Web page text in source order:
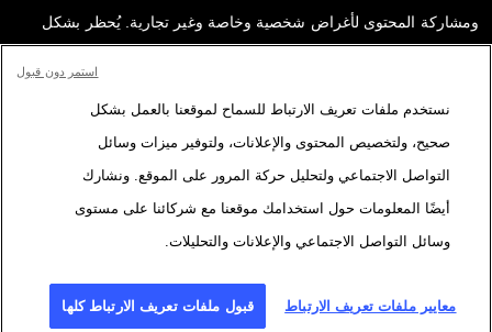
ومشاركة المحتوى لأغراض شخصية وخاصة وغير تجارية. يُحظر بشكل
ترخيص محددة موقعة مع وكالة فرانس برس. المواد والروابط الواردة في
التقارير، والتي لم تنتجها وكالة فرانس برس، مستخدمة فقط وبالقدر
اللازم كعناصر إثبات لمحتوى هذه التقارير. لم تحصل فرانس برس على أي
حقوق من المؤلفين أو مالكي حقوق النشر لهذا المحتوى ولا تتحمّل أي
مسؤوليّة في هذا الصدد. وكالة فرانس برس وشعارها علامتان تجاريتان
نستخدم ملفات تعريف الارتباط للسماح لموقعنا بالعمل بشكل
صحيح، ولتخصيص المحتوى والإعلانات، ولتوفير ميزات وسائل
التواصل الاجتماعي ولتحليل حركة المرور على الموقع. ونشارك
أيضًا المعلومات حول استخدامك موقعنا مع شركائنا على مستوى
وسائل التواصل الاجتماعي والإعلانات والتحليلات.
معايير ملفات تعريف الارتباط قبول ملفات تعريف الارتباط كلها
استمر دون قبول